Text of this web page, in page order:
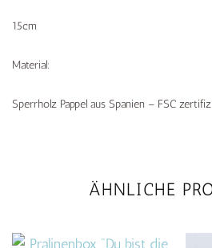
15cm
Material:
Sperrholz Pappel aus Spanien – FSC
ÄHNLICHE